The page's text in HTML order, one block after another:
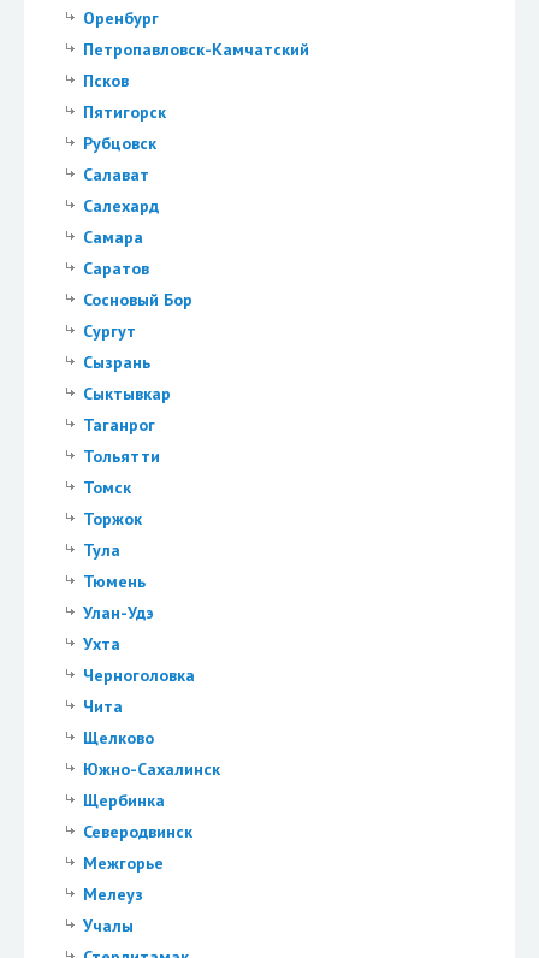
Оренбург
Петропавловск-Камчатский
Псков
Пятигорск
Рубцовск
Салават
Салехард
Самара
Саратов
Сосновый Бор
Сургут
Сызрань
Сыктывкар
Таганрог
Тольятти
Томск
Торжок
Тула
Тюмень
Улан-Удэ
Ухта
Черноголовка
Чита
Щелково
Южно-Сахалинск
Щербинка
Северодвинск
Межгорье
Мелеуз
Учалы